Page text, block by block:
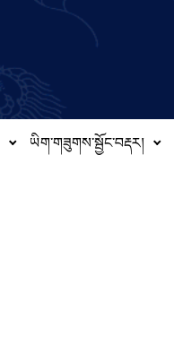
ཡིག་གཟུགས་སྦྱོང་བརྡར།